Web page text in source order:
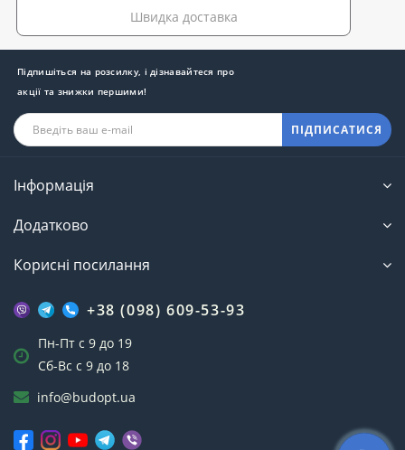
Швидка доставка
Підпишіться на розсилку, і дізнавайтеся про
акції та знижки першими!
ПІДПИСАТИСЯ
Інформація
Додатково
Корисні посилання
+38 (098) 609-53-93
Пн-Пт с 9 до 19
Сб-Вс с 9 до 18
info@budopt.ua